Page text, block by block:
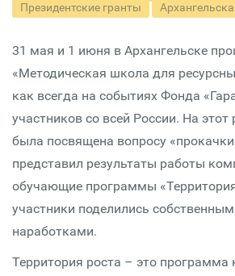
Президентские гранты
31 мая и 1 июня в Архангельске
«Методическая школа для
как всегда на событиях Фонда
участников со всей России. На этот
была посвящена вопросу
представил результаты работы
обучающие программы
участники поделились
наработками.
Территория роста – это программа